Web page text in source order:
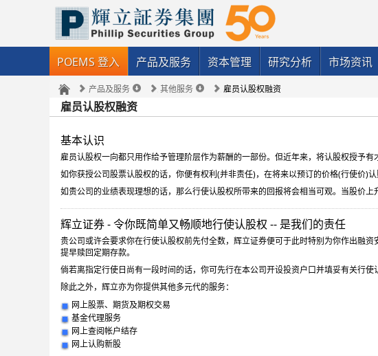
POEMS 登入 产品及服务 资本管理 研究分析 市场资讯
产品及服务 其他服务 雇员认股权融资
雇员认股权融资
基本认识
雇员认股权一向都只用作给予管理阶层作为薪酬的一部份。但近年来，将认股权授予有
如你获授公司股票认股权的话，你便有权利(并非责任)，在将来以预订的价格(行使价)认
如贵公司的业绩表现理想的话，那么行使认股权所带来的回报将会相当可观。当股价
辉立证券 - 令你既简单又畅顺地行使认股权 -- 是我们的责任
贵公司或许会要求你在行使认股权前先付全数，辉立证券便可于此时特别为你作出融
提早赎回定期存款。
倘若离指定行使日尚有一段时间的话，你可先行在本公司开设投资户口并填妥有关行使
除此之外，辉立亦为你提供其他多元代的服务：
网上股票、期货及期权交易
基金代理服务
网上查阅帐户结存
网上认购新股